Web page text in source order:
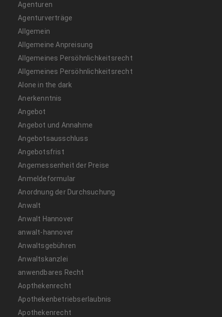
Agenturen
Agenturverträge
Allgemein
Allgemeine Anpreisung
Allgemeines Persöhnlichkeitsrecht
Allgemeines Persöhnlichkeitsrecht
Alone in the dark
Anerkenntnis
Angebot
Angebot und Annahme
Angebotsausschluss
Angebotsfrist
Angemessenheit der Preise
Anmeldeformular
Anordnung der Durchsuchung
Anwalt
Anwalt Hannover
anwalt-hannover
Anwaltsgebühren
Anwaltskanzlei
anwendbares Recht
Aopthekenrecht
Apothekenbetriebserlaubnis
Apothekenrecht